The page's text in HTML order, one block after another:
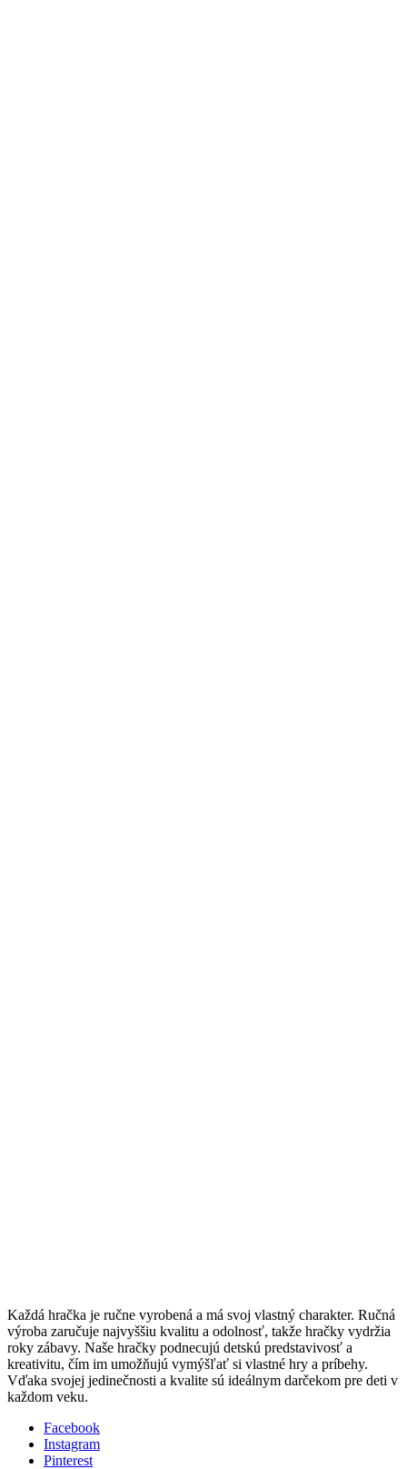
Každá hračka je ručne vyrobená a má svoj vlastný charakter. Ručná
výroba zaručuje najvyššiu kvalitu a odolnosť, takže hračky vydržia
roky zábavy. Naše hračky podnecujú detskú predstavivosť a
kreativitu, čím im umožňujú vymýšľať si vlastné hry a príbehy.
Vďaka svojej jedinečnosti a kvalite sú ideálnym darčekom pre deti v
každom veku.
Facebook
Instagram
Pinterest